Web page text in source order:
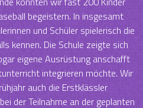
begeistern. In insgesamt
und Schüler spielerisch die
kennen. Die Schule zeigte sich
eigene Ausrüstung anschafft
integrieren möchte. Wir
auch die Erstklässler
der Teilnahme an der geplanten